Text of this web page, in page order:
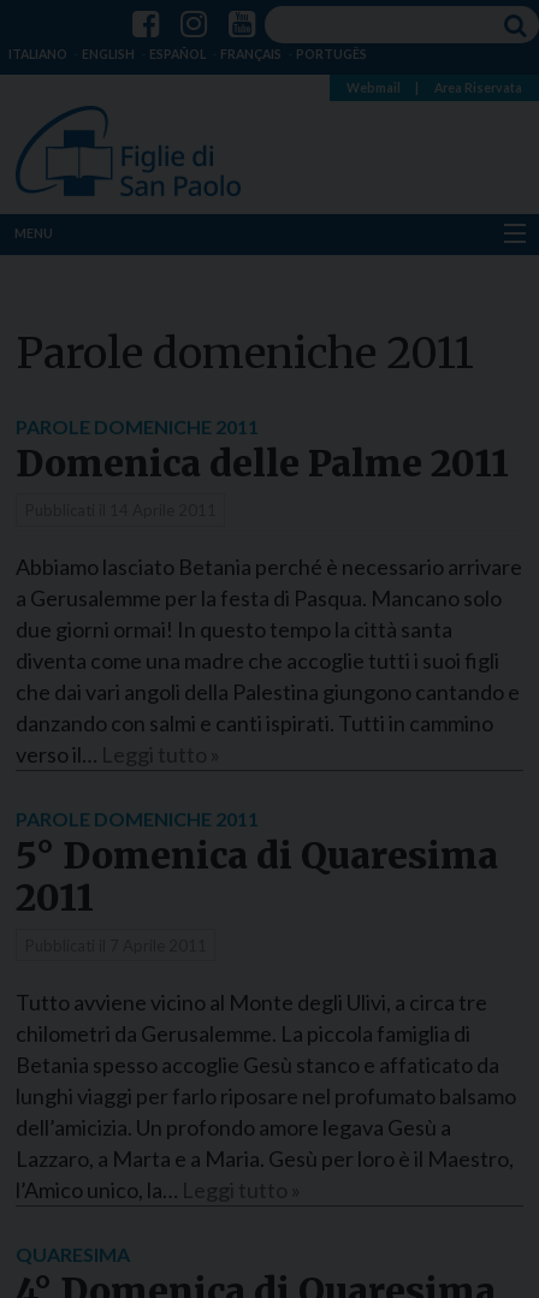
ITALIANO ENGLISH ESPAÑOL FRANÇAIS PORTUGÊS
Webmail Area Riservata
MENU
Dove siamo
Risorse
Parole domeniche 2011
PAROLE DOMENICHE 2011
Domenica delle Palme 2011
Abbiamo lasciato Betania perché è necessario arrivare
a Gerusalemme per la festa di Pasqua. Mancano solo
due giorni ormai! In questo tempo la città santa
diventa come una madre che accoglie tutti i suoi figli
che dai vari angoli della Palestina giungono cantando e
danzando con salmi e canti ispirati. Tutti in cammino
verso il…
PAROLE DOMENICHE 2011
5° Domenica di Quaresima
2011
Tutto avviene vicino al Monte degli Ulivi, a circa tre
chilometri da Gerusalemme. La piccola famiglia di
Betania spesso accoglie Gesù stanco e affaticato da
lunghi viaggi per farlo riposare nel profumato balsamo
dell’amicizia. Un profondo amore legava Gesù a
Lazzaro, a Marta e a Maria. Gesù per loro è il Maestro,
l’Amico unico, la…
QUARESIMA